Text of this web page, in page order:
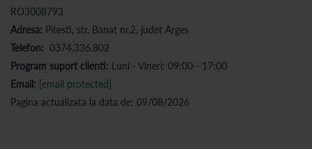
RO3008793
Adresa: Pitesti, str. Banat nr.2, judet Arges
Telefon: 0374.336.802
Program suport clienti: Luni - Vineri: 09:00 - 17:00
Email: [email protected]
Pagina actualizata la data de: 09/08/2026